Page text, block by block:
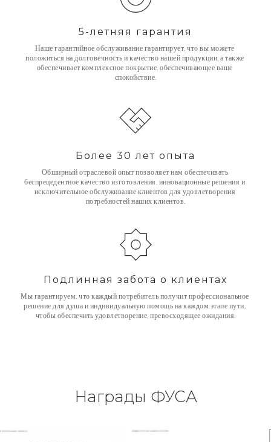
5-летняя гарантия
Наше гарантийное обслуживание гарантирует, что вы можете
положиться на долговечность и качество нашей продукции, а также
обеспечивает комплексное покрытие, обеспечивающее ваше
спокойствие.
Более 30 лет опыта
Обширный отраслевой опыт позволяет нам обеспечивать
беспрецедентное качество изготовления, инновационные решения и
исключительное обслуживание клиентов для удовлетворения
потребностей наших клиентов.
Подлинная забота о клиентах
Мы гарантируем, что каждый потребитель получит профессиональное
решение для душа и индивидуальную помощь на каждом этапе пути,
чтобы обеспечить удовлетворение, превосходящее ожидания.
Награды ФУСА